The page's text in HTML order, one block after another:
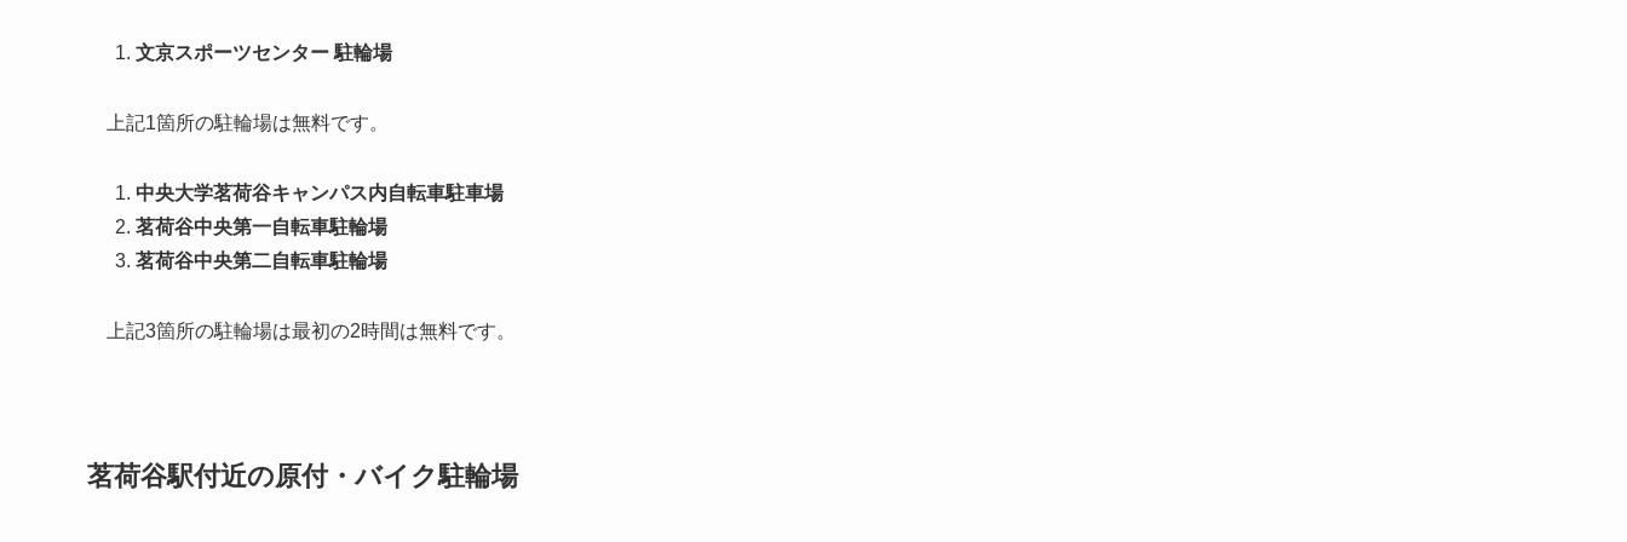
文京スポーツセンター 駐輪場
上記1箇所の駐輪場は無料です。
中央大学茗荷谷キャンパス内自転車駐車場
茗荷谷中央第一自転車駐輪場
茗荷谷中央第二自転車駐輪場
上記3箇所の駐輪場は最初の2時間は無料です。
茗荷谷駅付近の原付・バイク駐輪場